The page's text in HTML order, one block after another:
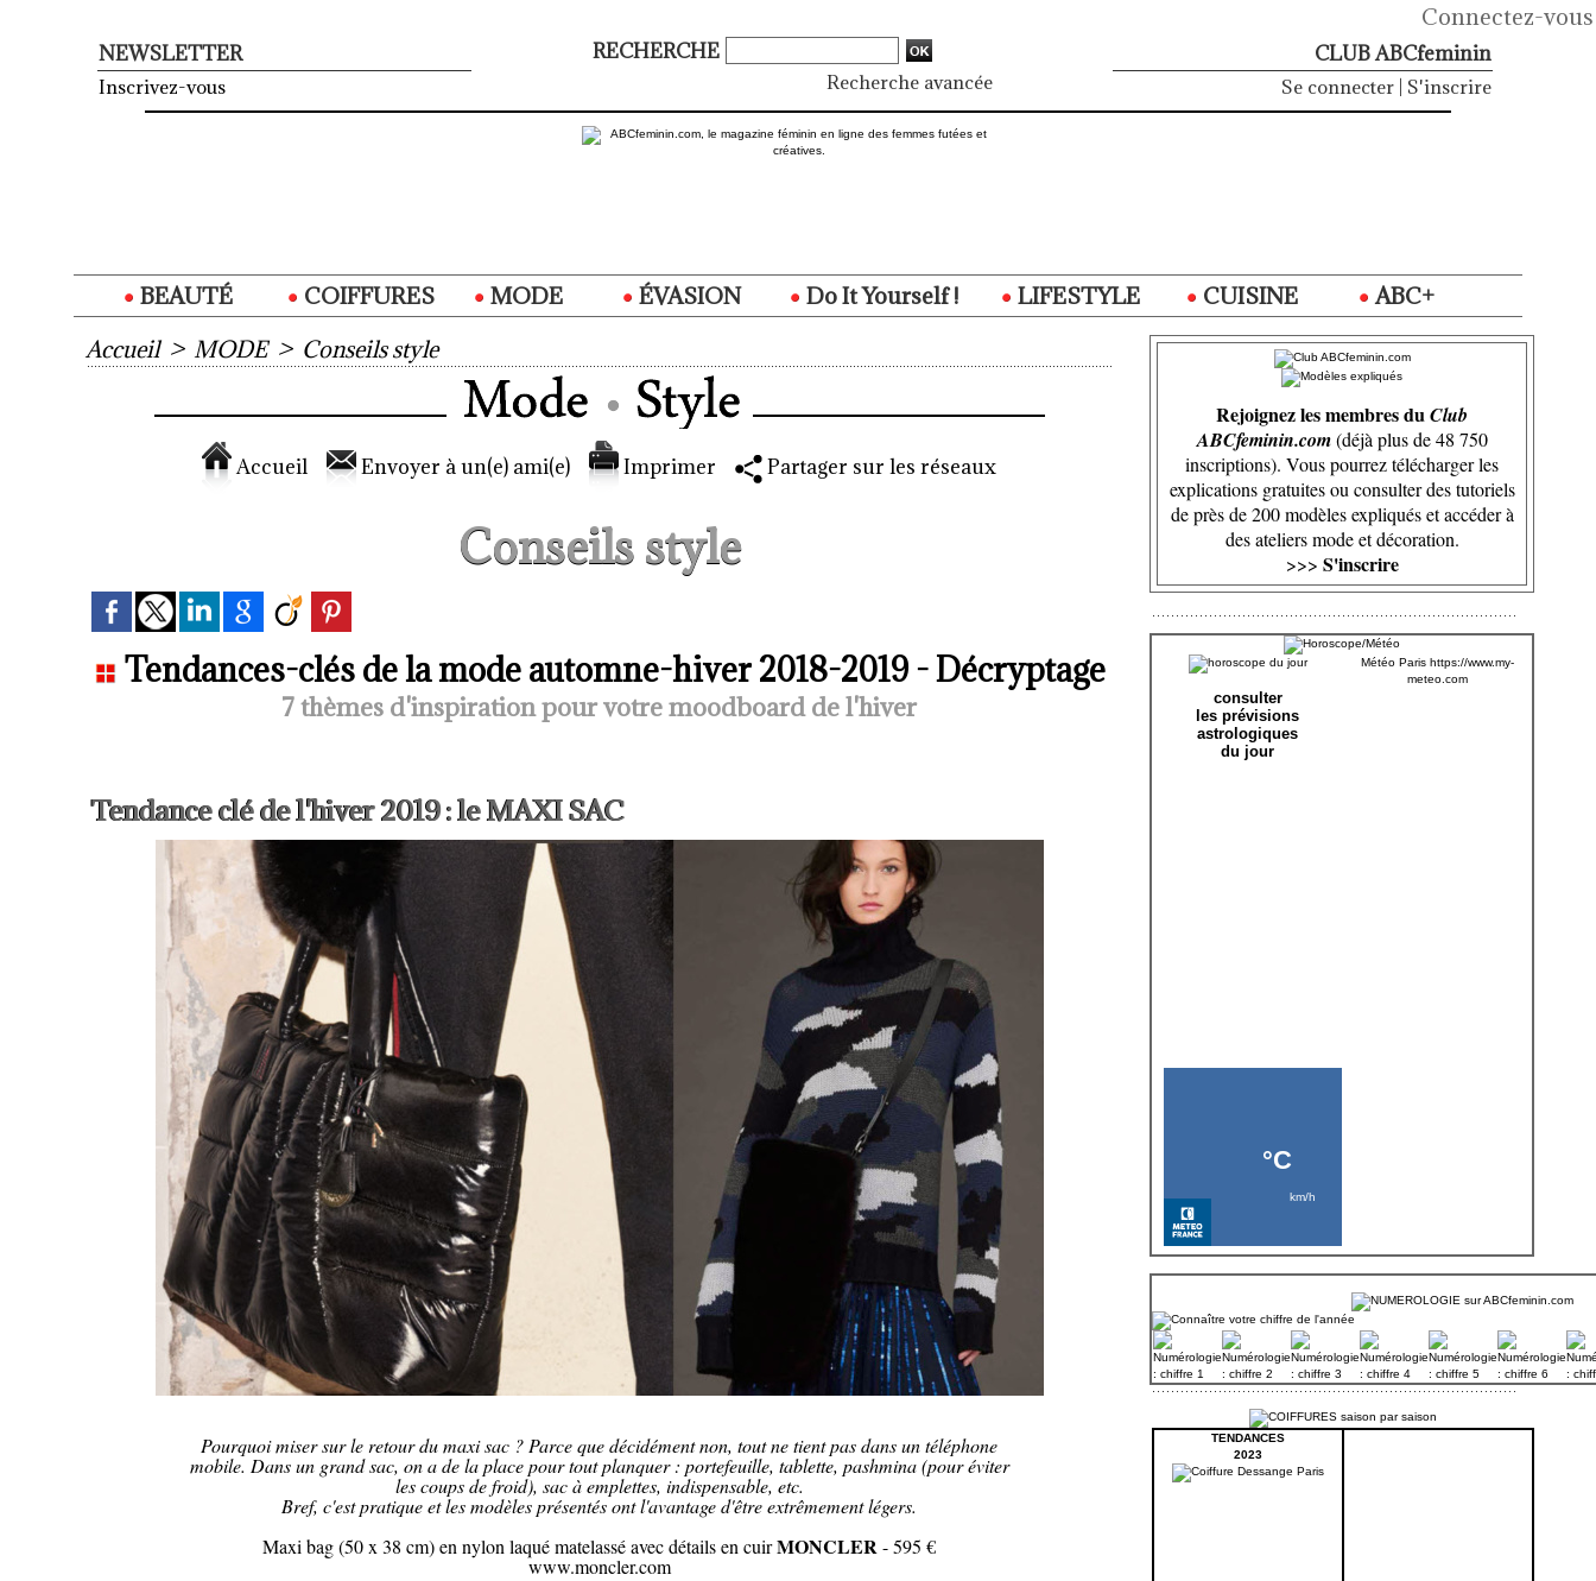
Connectez-vous
NEWSLETTER
Inscrivez-vous
RECHERCHE
Recherche avancée
CLUB ABCfeminin
Se connecter S'inscrire
BEAUTÉ COIFFURES MODE ÉVASION Do It Yourself ! LIFESTYLE CUISINE
ABC+
Accueil > MODE > Conseils style
Accueil Envoyer à un(e) ami(e) Imprimer Partager sur les réseaux
Conseils style
Tendances-clés de la mode automne-hiver 2018-2019 - Décryptage
7 thèmes d'inspiration pour votre moodboard de l'hiver
Tendance clé de l'hiver 2019 : le MAXI SAC
Pourquoi miser sur le retour du maxi sac ? Parce que décidément non, tout ne tient pas dans un téléphone
mobile. Dans un grand sac, on a de la place pour tout planquer : portefeuille, tablette, pashmina (pour éviter
les coups de froid), sac à emplettes, indispensable, etc.
Bref, c'est pratique et les modèles présentés ont l'avantage d'être extrêmement légers.
Maxi bag (50 x 38 cm) en nylon laqué matelassé avec détails en cuirMONCLER- 595 €
www.moncler.com
Rejoignez les membres duClub
ABCfeminin.com(déjà plus de 48 750
inscriptions). Vous pourrez télécharger les
explications gratuites ou consulter des tutoriels
de près de 200 modèles expliqués et accéder à
des ateliers mode et décoration.
>>> S'inscrire
consulter
les prévisions
astrologiques
du jour
Météo Paris https://www.my-
meteo.com
TENDANCES
2023